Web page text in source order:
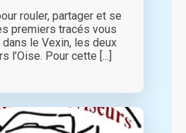
rouler, partager et se
premiers tracés vous
le Vexin, les deux
l’Oise. Pour cette [...]